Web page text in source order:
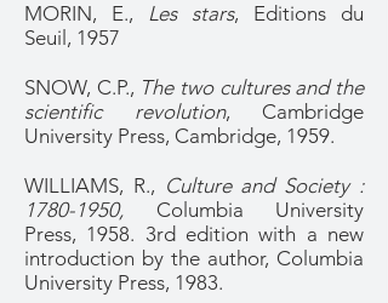
MORIN, E., Les stars, Editions du
Seuil, 1957
SNOW, C.P., The two cultures and the
scientific revolution, Cambridge
University Press, Cambridge, 1959.
WILLIAMS, R., Culture and Society :
1780-1950, Columbia University
Press, 1958. 3rd edition with a new
introduction by the author, Columbia
University Press, 1983.